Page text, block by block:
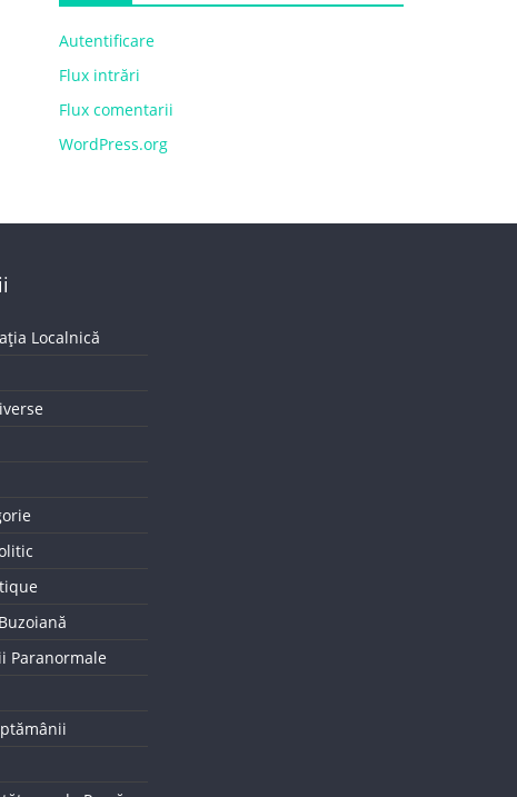
Autentificare
Flux intrări
Flux comentarii
WordPress.org
Localnică
Paranormale